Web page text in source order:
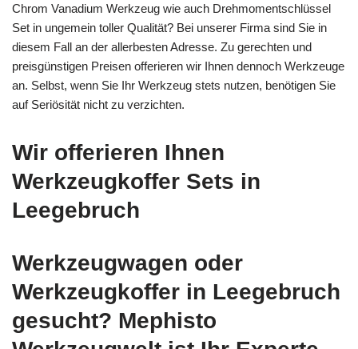
Chrom Vanadium Werkzeug wie auch Drehmomentschlüssel
Set in ungemein toller Qualität? Bei unserer Firma sind Sie in
diesem Fall an der allerbesten Adresse. Zu gerechten und
preisgünstigen Preisen offerieren wir Ihnen dennoch Werkzeuge
an. Selbst, wenn Sie Ihr Werkzeug stets nutzen, benötigen Sie
auf Seriösität nicht zu verzichten.
Wir offerieren Ihnen
Werkzeugkoffer Sets in
Leegebruch
Werkzeugwagen oder
Werkzeugkoffer in Leegebruch
gesucht? Mephisto